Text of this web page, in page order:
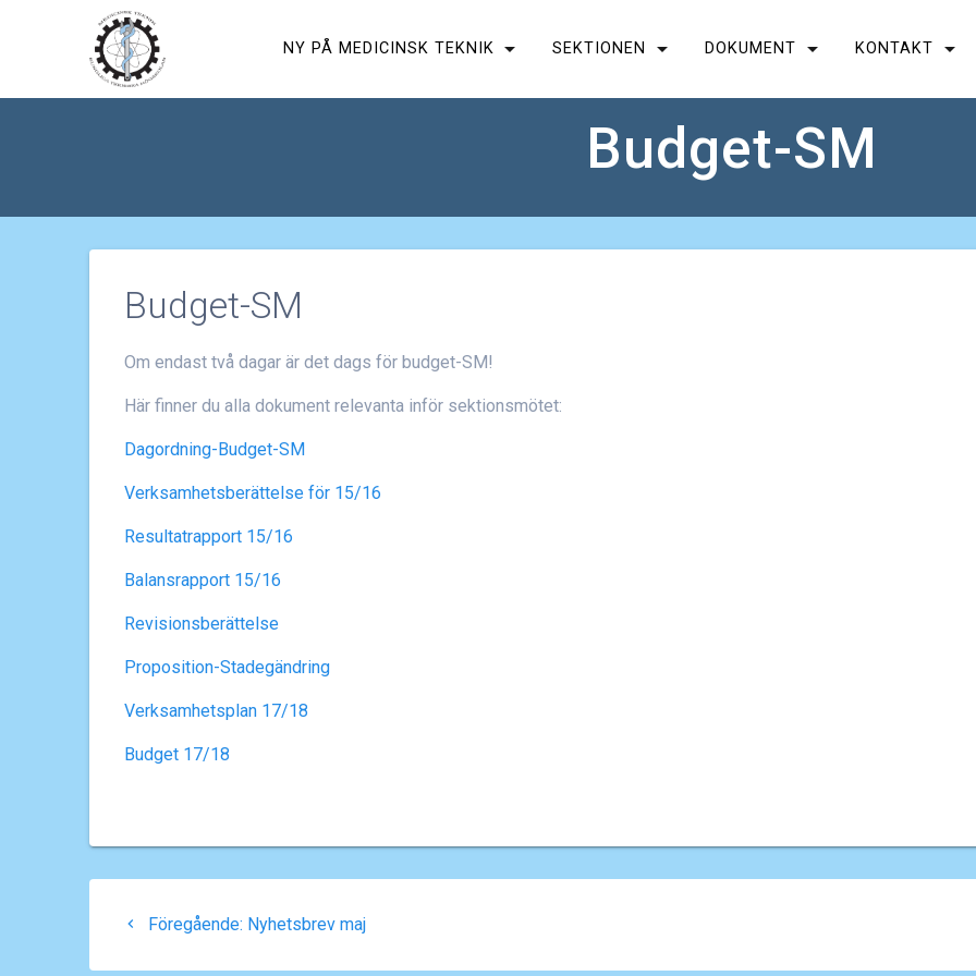
NY PÅ MEDICINSK TEKNIK SEKTIONEN DOKUMENT KONTAKT
Budget-SM
Budget-SM
Om endast två dagar är det dags för budget-SM!
Här finner du alla dokument relevanta inför sektionsmötet:
Dagordning-Budget-SM
Verksamhetsberättelse för 15/16
Resultatrapport 15/16
Balansrapport 15/16
Revisionsberättelse
Proposition-Stadegändring
Verksamhetsplan 17/18
Budget 17/18
Inläggsnavigering
Föregående: Föregående
Nyhetsbrev maj